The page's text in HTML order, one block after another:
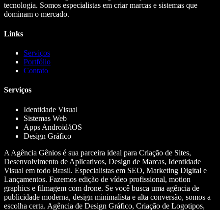
tecnologia. Somos especialistas em criar marcas e sistemas que
dominam o mercado.
Links
Serviços
Portfólio
Contato
Serviços
Identidade Visual
Sistemas Web
Apps Android/iOS
Design Gráfico
A Agência Gênios é sua parceira ideal para Criação de Sites,
Desenvolvimento de Aplicativos, Design de Marcas, Identidade
Visual em todo Brasil. Especialistas em SEO, Marketing Digital e
Lançamentos. Fazemos edição de vídeo profissional, motion
graphics e filmagem com drone. Se você busca uma agência de
publicidade moderna, design minimalista e alta conversão, somos a
escolha certa. Agência de Design Gráfico, Criação de Logotipos,